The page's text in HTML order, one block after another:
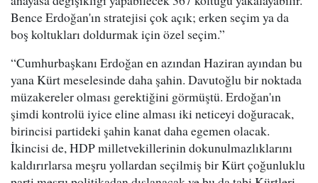
Bence Erdoğan'ın stratejisi çok açık; erken seçim ya da
boş koltukları doldurmak için özel seçim.”
“Cumhurbaşkanı Erdoğan en azından Haziran ayından bu
yana Kürt meselesinde daha şahin. Davutoğlu bir noktada
müzakereler olması gerektiğini görmüştü. Erdoğan'ın
şimdi kontrolü iyice eline alması iki neticeyi doğuracak,
birincisi partideki şahin kanat daha egemen olacak.
İkincisi de, HDP milletvekillerinin dokunulmazlıklarını
kaldırırlarsa meşru yollardan seçilmiş bir Kürt çoğunluklu